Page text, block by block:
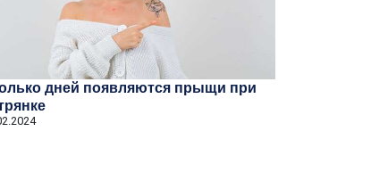
дней появляются прыщи при